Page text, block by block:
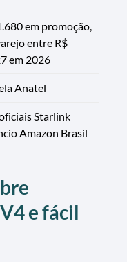
em promoção,
entre R$
em 2026
Anatel
Starlink
Amazon Brasil
e fácil